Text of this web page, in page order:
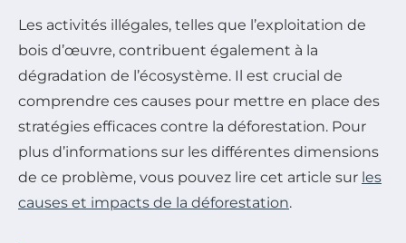
Les activités illégales, telles que l’exploitation de
bois d’œuvre, contribuent également à la
dégradation de l’écosystème. Il est crucial de
comprendre ces causes pour mettre en place des
stratégies efficaces contre la déforestation. Pour
plus d’informations sur les différentes dimensions
de ce problème, vous pouvez lire cet article sur les
causes et impacts de la déforestation.